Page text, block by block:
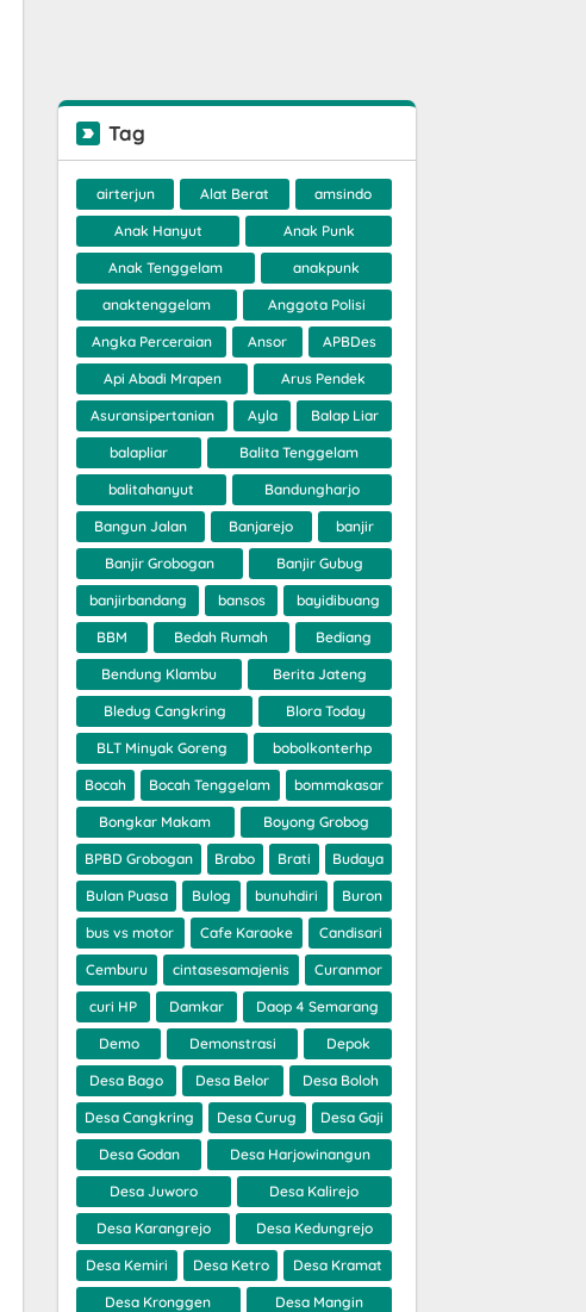
Tag
airterjun Alat Berat amsindo
Anak Hanyut Anak Punk
Anak Tenggelam anakpunk
anaktenggelam Anggota Polisi
Angka Perceraian Ansor APBDes
Api Abadi Mrapen Arus Pendek
Asuransipertanian Ayla Balap Liar
balapliar Balita Tenggelam
balitahanyut Bandungharjo
Bangun Jalan Banjarejo banjir
Banjir Grobogan Banjir Gubug
banjirbandang bansos bayidibuang
BBM Bedah Rumah Bediang
Bendung Klambu Berita Jateng
Bledug Cangkring Blora Today
BLT Minyak Goreng bobolkonterhp
Bocah Bocah Tenggelam bommakasar
Bongkar Makam Boyong Grobog
BPBD Grobogan Brabo Brati Budaya
Bulan Puasa Bulog bunuhdiri Buron
bus vs motor Cafe Karaoke Candisari
Cemburu cintasesamajenis Curanmor
curi HP Damkar Daop 4 Semarang
Demo Demonstrasi Depok
Desa Bago Desa Belor Desa Boloh
Desa Cangkring Desa Curug Desa Gaji
Desa Godan Desa Harjowinangun
Desa Juworo Desa Kalirejo
Desa Karangrejo Desa Kedungrejo
Desa Kemiri Desa Ketro Desa Kramat
Desa Kronggen Desa Mangin